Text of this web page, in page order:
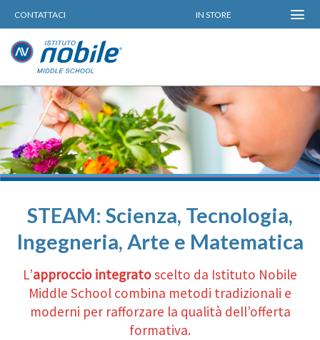
to
content
CONTATTACI IN STORE
STEAM: Scienza, Tecnologia,
Ingegneria, Arte e Matematica
L’approccio integratoscelto da Istituto Nobile
Middle School combina metodi tradizionali e
moderni per rafforzare la qualità dell’offerta
formativa.